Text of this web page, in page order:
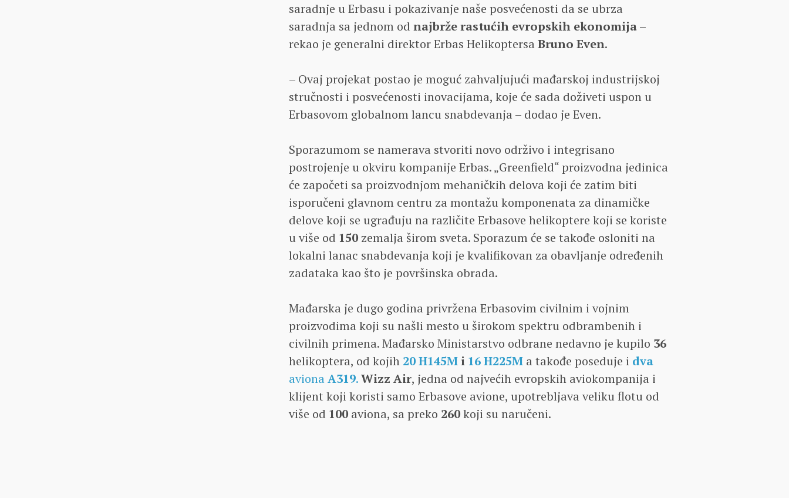
saradnje u Erbasu i pokazivanje naše posvećenosti da se ubrza
saradnja sa jednom od najbrže rastućih evropskih ekonomija–
rekao je generalni direktor Erbas Helikoptersa Bruno Even.
– Ovaj projekat postao je moguć zahvaljujući mađarskoj industrijskoj
stručnosti i posvećenosti inovacijama, koje će sada doživeti uspon u
Erbasovom globalnom lancu snabdevanja – dodao je Even.
Sporazumom se namerava stvoriti novo održivo i integrisano
postrojenje u okviru kompanije Erbas. „Greenfield“ proizvodna jedinica
će započeti sa proizvodnjom mehaničkih delova koji će zatim biti
isporučeni glavnom centru za montažu komponenata za dinamičke
delove koji se ugrađuju na različite Erbasove helikoptere koji se koriste
u više od 150 zemalja širom sveta. Sporazum će se takođe osloniti na
lokalni lanac snabdevanja koji je kvalifikovan za obavljanje određenih
zadataka kao što je površinska obrada.
Mađarska je dugo godina privržena Erbasovim civilnim i vojnim
proizvodima koji su našli mesto u širokom spektru odbrambenih i
civilnih primena. Mađarsko Ministarstvo odbrane nedavno je kupilo 36
helikoptera, od kojih 20 H145M i 16 H225M a takođe poseduje i dva
avionaA319.Wizz Air, jedna od najvećih evropskih aviokompanija i
klijent koji koristi samo Erbasove avione, upotrebljava veliku flotu od
više od 100 aviona, sa preko 260koji su naručeni.